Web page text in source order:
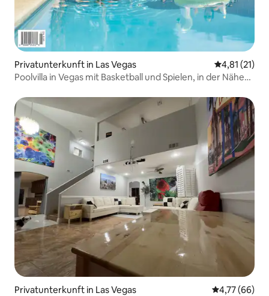
Privatunterkunft in Las Vegas
4,81 (21)
Poolvilla in Vegas mit Basketball und Spielen, in der Nähe
Privatunterkunft in Las Vegas 4,77 (66)